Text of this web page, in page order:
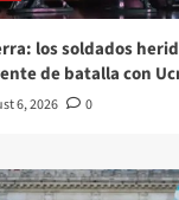
los soldados
de batalla con
6, 2026 0